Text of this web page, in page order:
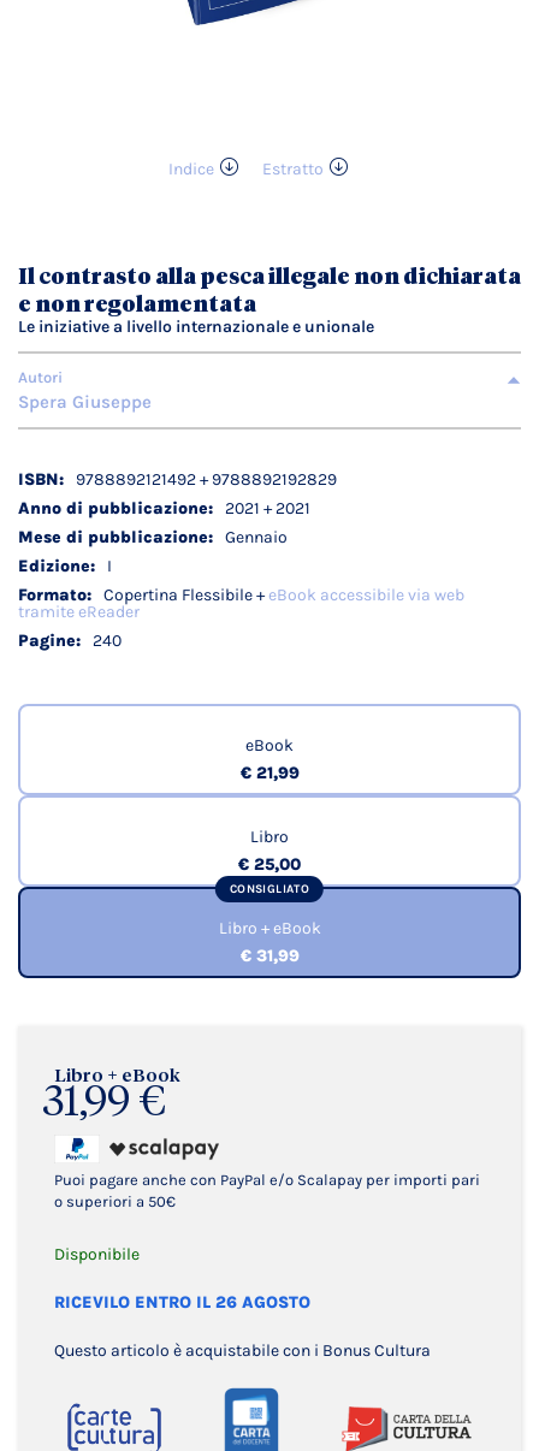
Indice
Estratto
galleria
di
immagini
Libro + eBook
31,99 €
Puoi pagare anche con PayPal e/o Scalapay per importi pari
o superiori a 50€
Disponibile
RICEVILO ENTRO IL 26 AGOSTO
Questo articolo è acquistabile con i Bonus Cultura
Il contrasto alla pesca illegale non dichiarata
e non regolamentata
Le iniziative a livello internazionale e unionale
Autori
Spera Giuseppe
Dettagli
tecnici
9788892121492 + 9788892192829
2021 + 2021
Gennaio
I
Copertina Flessibile +eBook accessibile via web
tramite eReader
240
eBook
€ 21,99
Libro
€ 25,00
CONSIGLIATO
Libro + eBook
€ 31,99